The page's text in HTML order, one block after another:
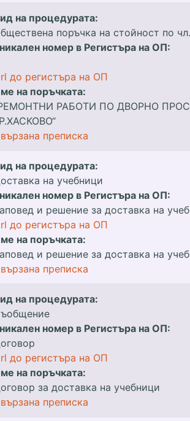
на процедурата:
поръчка на стойност по
номер в Регистъра на ОП:
до регистъра на ОП
на поръчката:
РАБОТИ ПО ДВОРНО
преписка
на процедурата:
на учебници
номер в Регистъра на ОП:
и решение за доставка на
до регистъра на ОП
на поръчката:
и решение за доставка на
преписка
на процедурата:
номер в Регистъра на ОП:
до регистъра на ОП
на поръчката:
за доставка на учебници
преписка